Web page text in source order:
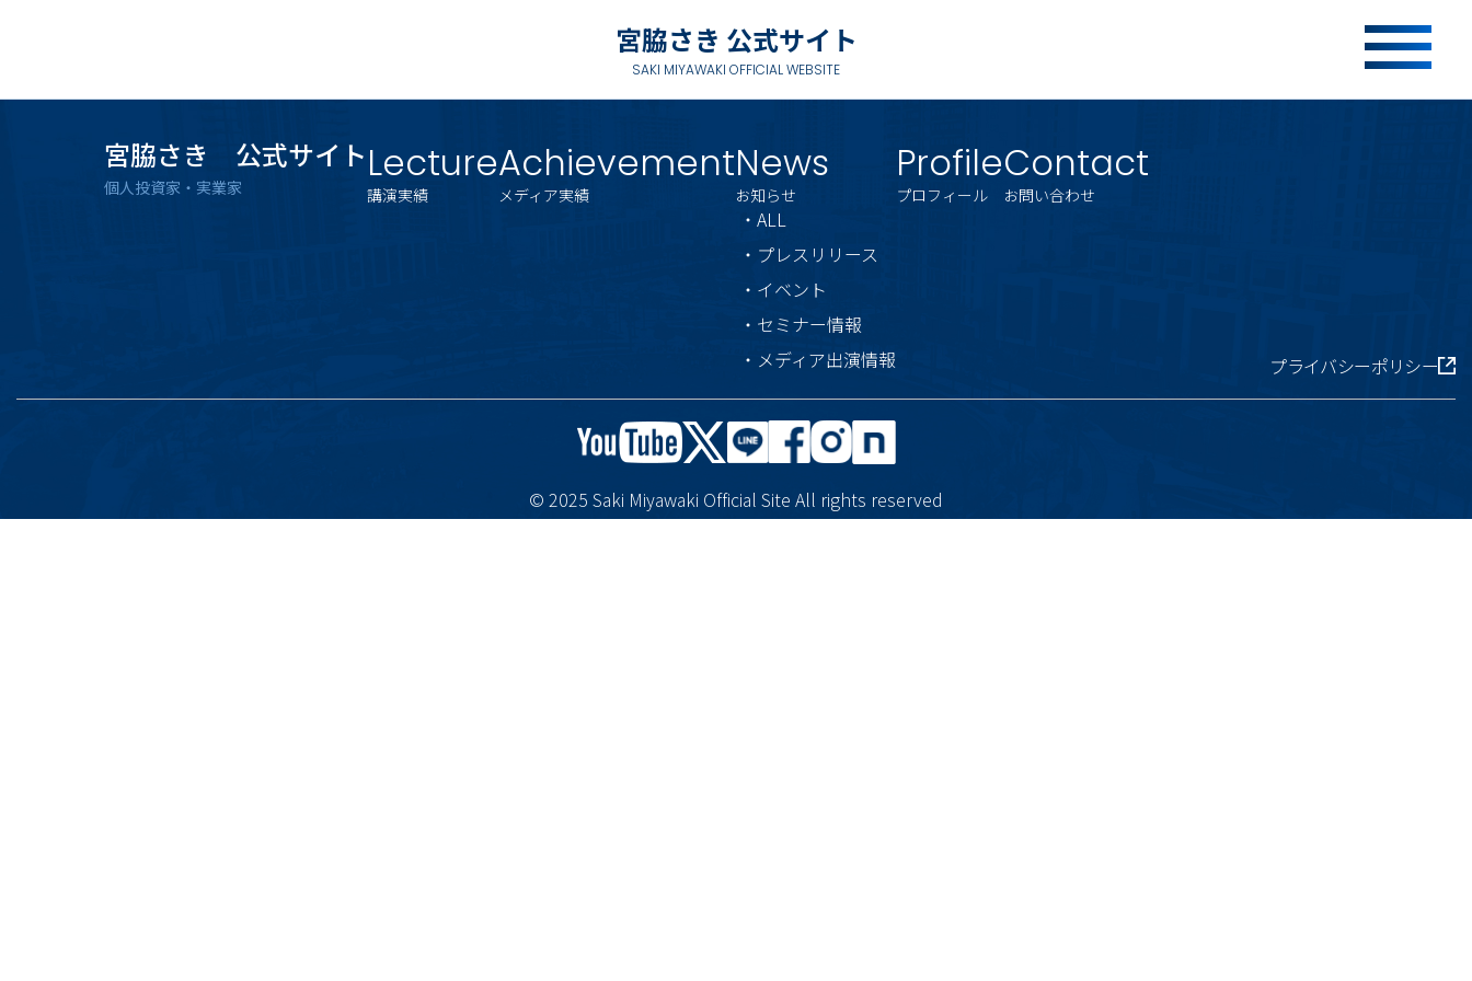
宮脇さき 公式サイト
SAKI MIYAWAKI OFFICIAL WEBSITE
宮脇さき 公式サイト
個人投資家・実業家 Lecture
講演実績
Achievement
メディア実績
News
お知らせ
・ALL
・プレスリリース
・イベント
・セミナー情報
・メディア出演情報
Profile
プロフィール
Contact
お問い合わせ
プライバシーポリシー
© 2025 Saki Miyawaki Official Site All rights reserved